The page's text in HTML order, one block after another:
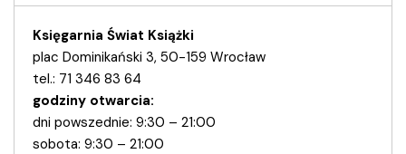
Księgarnia Świat Książki
plac Dominikański 3, 50-159 Wrocław
tel.: 71 346 83 64
godziny otwarcia:
dni powszednie: 9:30 – 21:00
sobota: 9:30 – 21:00